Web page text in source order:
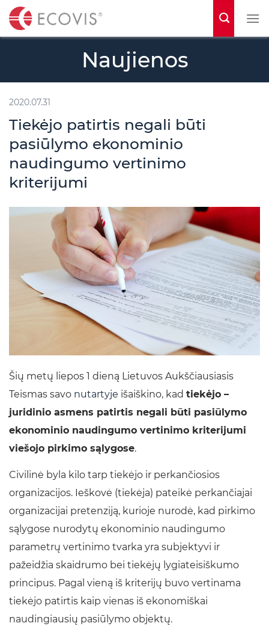
t
Naujienos
2020.07.31
Tiekėjo patirtis negali būti
pasiūlymo ekonominio
naudingumo vertinimo
kriterijumi
Šių metų liepos 1 dieną Lietuvos Aukščiausiasis
Teismas savo nutartyje išaiškino, kad tiekėjo –
juridinio asmens patirtis negali būti pasiūlymo
ekonominio naudingumo vertinimo kriterijumi
viešojo pirkimo sąlygose.
Civilinė byla kilo tarp tiekėjo ir perkančiosios
organizacijos. Ieškovė (tiekėja) pateikė perkančiajai
organizacijai pretenziją, kurioje nurodė, kad pirkimo
sąlygose nurodytų ekonominio naudingumo
parametrų vertinimo tvarka yra subjektyvi ir
pažeidžia skaidrumo bei tiekėjų lygiateisiškumo
principus. Pagal vieną iš kriterijų buvo vertinama
tiekėjo patirtis kaip vienas iš ekonomiškai
naudingiausių pasiūlymo objektų.